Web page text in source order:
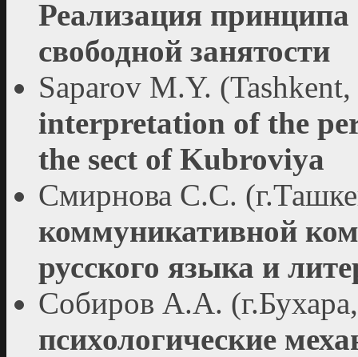
Реализация принципа
свободной занятости
Saparov M.Y.
interpretation of the
the sect of Kubroviya
Смирнова С.С.
коммуникативной
русского языка и
Собиров А.А.
психологические